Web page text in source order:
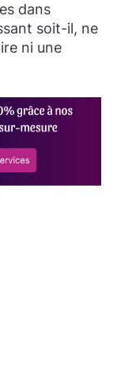
dans
soit-il, ne
ni une